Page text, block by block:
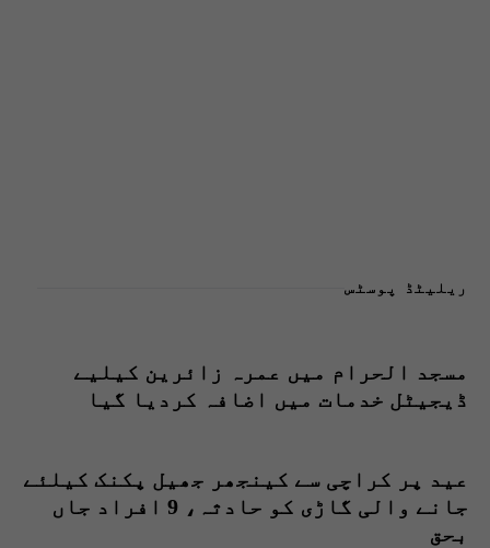
ریلیٹڈ پوسٹس
مسجد الحرام میں عمرہ زائرین کیلیے
ڈیجیٹل خدمات میں اضافہ کردیا گیا
عید پر کراچی سے کینجھر جھیل پکنک کیلئے
جانے والی گاڑی کو حادثہ، 9 افراد جاں
بحق